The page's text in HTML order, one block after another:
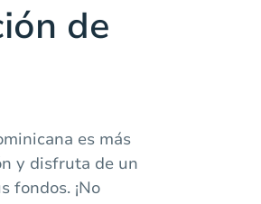
de
es más
y disfruta de un
fondos. ¡No